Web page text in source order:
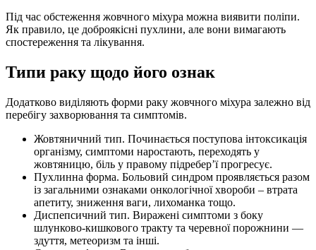
Під час обстеження жовчного міхура можна виявити поліпи.
Як правило, це доброякісні пухлини, але вони вимагають
спостереження та лікування.
Типи раку щодо його ознак
Додатково виділяють форми раку жовчного міхура залежно від
перебігу захворювання та симптомів.
Жовтяничний тип. Починається поступова інтоксикація
організму, симптоми наростають, переходять у
жовтяницю, біль у правому підребер’ї прогресує.
Пухлинна форма. Больовий синдром проявляється разом
із загальними ознаками онкологічної хвороби – втрата
апетиту, зниження ваги, лихоманка тощо.
Диспепсичний тип. Виражені симптоми з боку
шлунково-кишкового тракту та черевної порожнини —
здуття, метеоризм та інші.